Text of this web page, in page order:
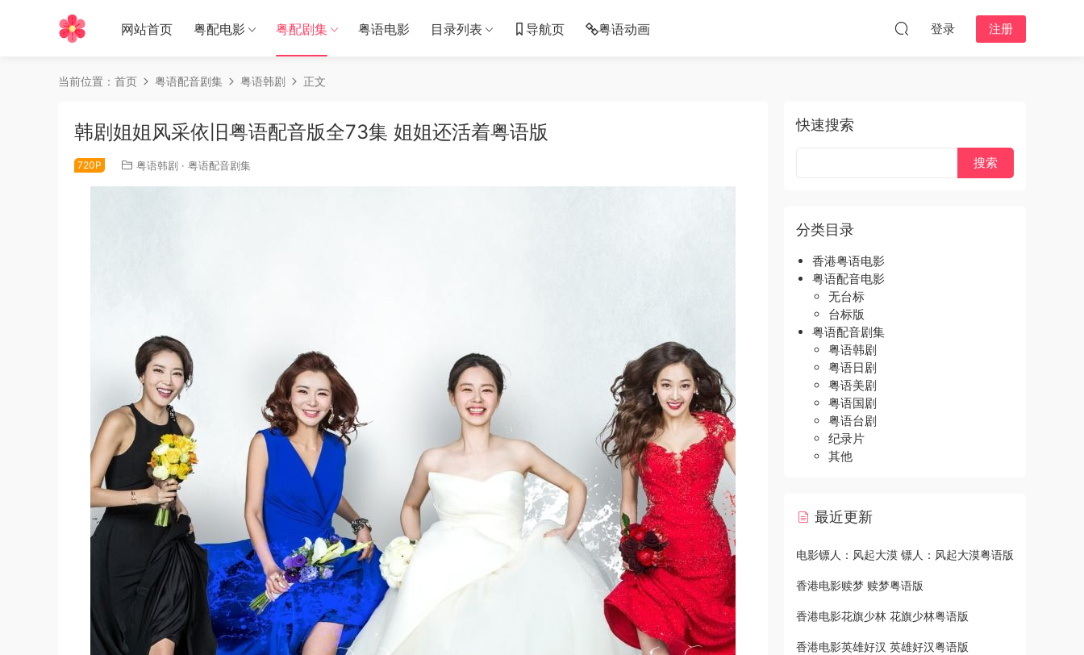
网站首页 粤配电影 粤配剧集 粤语电影 目录列表 导航页 粤语动画 登录 注册
当前位置： 首页 粤语配音剧集 粤语韩剧 正文
韩剧姐姐风采依旧粤语配音版全73集 姐姐还活着粤语版
720P 粤语韩剧 · 粤语配音剧集
快速搜索
分类目录
香港粤语电影
粤语配音电影
无台标
台标版
粤语配音剧集
粤语韩剧
粤语日剧
粤语美剧
粤语国剧
粤语台剧
纪录片
其他
最近更新
电影镖人：风起大漠 镖人：风起大漠粤语版
香港电影赎梦 赎梦粤语版
香港电影花旗少林 花旗少林粤语版
香港电影英雄好汉 英雄好汉粤语版